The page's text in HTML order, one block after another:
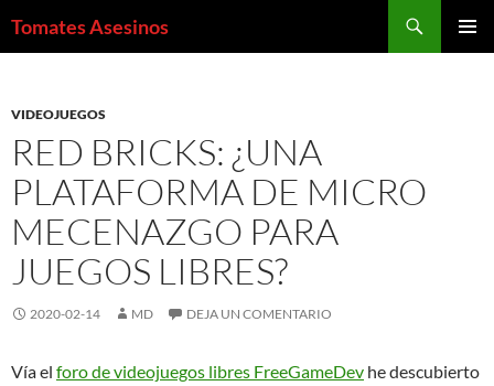
Tomates Asesinos
VIDEOJUEGOS
RED BRICKS: ¿UNA
PLATAFORMA DE MICRO
MECENAZGO PARA
JUEGOS LIBRES?
2020-02-14 MD DEJA UN COMENTARIO
Vía el foro de videojuegos libres FreeGameDev he descubierto